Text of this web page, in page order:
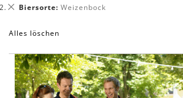
Biersorte Weizenbock
Dies
Alles löschen